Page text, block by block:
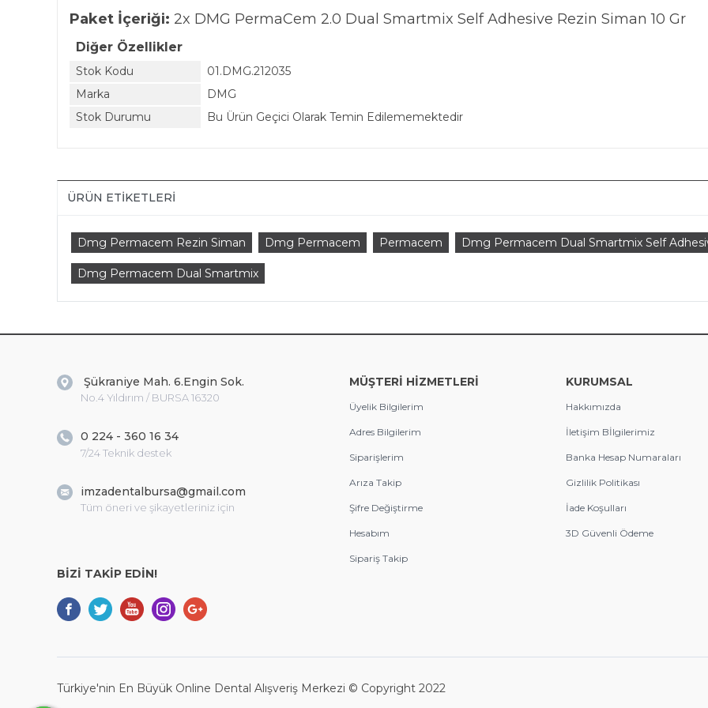
Paket İçeriği: 2x DMG PermaCem 2.0 Dual Smartmix Self Adhesive Rezin Siman 10 Gr
Diğer Özellikler
Stok Kodu
01.DMG.212035
Marka
DMG
Stok Durumu
Bu Ürün Geçici Olarak Temin Edilememektedir
ÜRÜN ETIKETLERI
Dmg Permacem Rezin Siman Dmg Permacem Permacem Dmg Permacem Dual Smartmix Self
Dmg Permacem Dual Smartmix
Şükraniye Mah. 6.Engin Sok.
No.4 Yıldırım / BURSA 16320
0 224 - 360 16 34
7/24 Teknik destek
imzadentalbursa@gmail.com
Tüm öneri ve şikayetleriniz için
BİZİ TAKİP EDİN!
MÜŞTERİ HİZMETLERİ
Üyelik Bilgilerim
Adres Bilgilerim
Siparişlerim
Arıza Takip
Şifre Değiştirme
Hesabım
Sipariş Takip
KURUMSAL
Hakkımızda
İletişim Bİlgilerimiz
Banka Hesap Numaraları
Gizlilik Politikası
İade Koşulları
3D Güvenli Ödeme
Türkiye'nin En Büyük Online Dental Alışveriş Merkezi © Copyright 2022